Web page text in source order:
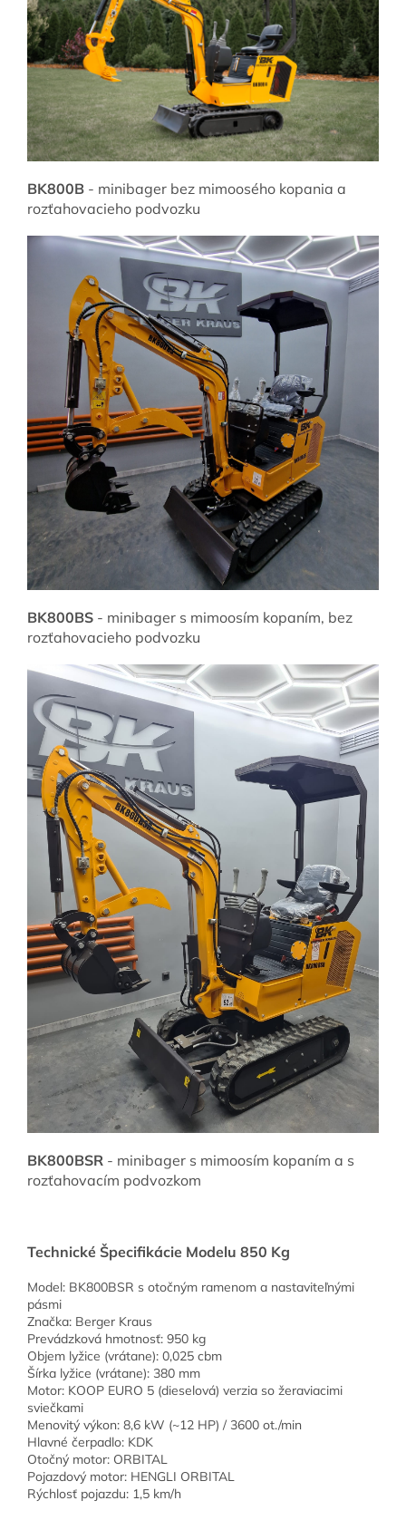
BK800B - minibager bez mimoosého kopania a
rozťahovacieho podvozku
BK800BS - minibager s mimoosím kopaním, bez
rozťahovacieho podvozku
BK800BSR - minibager s mimoosím kopaním a s
rozťahovacím podvozkom
Technické Špecifikácie Modelu 850 Kg
Model: BK800BSR s ​​otočným ramenom a nastaviteľnými
pásmi
Značka: Berger Kraus
Prevádzková hmotnosť: 950 kg
Objem lyžice (vrátane): 0,025 cbm
Šírka lyžice (vrátane): 380 mm
Motor: KOOP EURO 5 (dieselová) verzia so žeraviacimi
sviečkami
Menovitý výkon: 8,6 kW (~12 HP) / 3600 ot./min
Hlavné čerpadlo: KDK
Otočný motor: ORBITAL
Pojazdový motor: HENGLI ORBITAL
Rýchlosť pojazdu: 1,5 km/h